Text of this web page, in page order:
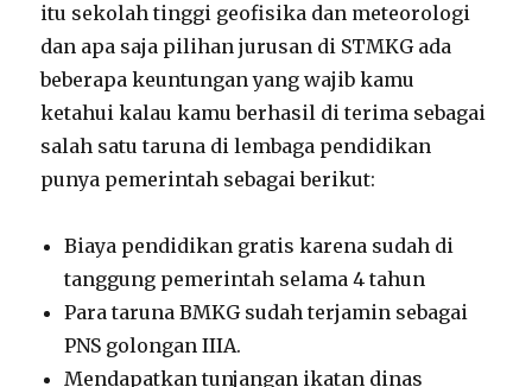
itu sekolah tinggi geofisika dan meteorologi
dan apa saja pilihan jurusan di STMKG ada
beberapa keuntungan yang wajib kamu
ketahui kalau kamu berhasil di terima sebagai
salah satu taruna di lembaga pendidikan
punya pemerintah sebagai berikut:
Biaya pendidikan gratis karena sudah di
tanggung pemerintah selama 4 tahun
Para taruna BMKG sudah terjamin sebagai
PNS golongan IIIA.
Mendapatkan tunjangan ikatan dinas